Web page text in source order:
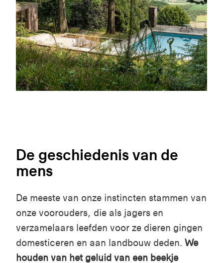
De geschiedenis van de
mens
De meeste van onze instincten stammen van
onze voorouders, die als jagers en
verzamelaars leefden voor ze dieren gingen
domesticeren en aan landbouw deden. We
houden van het geluid van een beekje